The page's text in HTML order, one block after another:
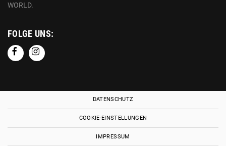
WORLD.
FOLGE UNS:
DATENSCHUTZ
COOKIE-EINSTELLUNGEN
IMPRESSUM